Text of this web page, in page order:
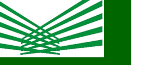
Add to Cart